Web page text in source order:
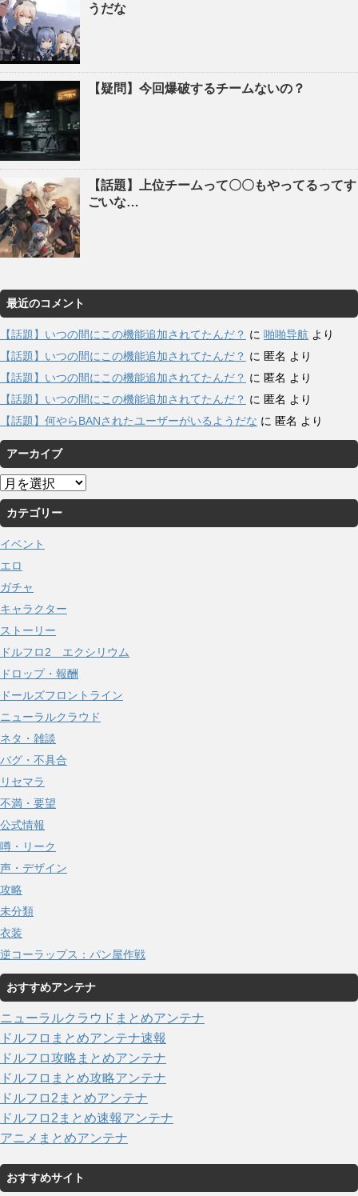
うだな
【疑問】今回爆破するチームないの？
【話題】上位チームって〇〇もやってるってす
ごいな…
最近のコメント
【話題】いつの間にこの機能追加されてたんだ？ に 啪啪导航 より
【話題】いつの間にこの機能追加されてたんだ？ に 匿名 より
【話題】いつの間にこの機能追加されてたんだ？ に 匿名 より
【話題】いつの間にこの機能追加されてたんだ？ に 匿名 より
【話題】何やらBANされたユーザーがいるようだな に 匿名 より
アーカイブ
ア
ー
カ
イ
ブ
カテゴリー
イベント
エロ
ガチャ
キャラクター
ストーリー
ドルフロ2 エクシリウム
ドロップ・報酬
ドールズフロントライン
ニューラルクラウド
ネタ・雑談
バグ・不具合
リセマラ
不満・要望
公式情報
噂・リーク
声・デザイン
攻略
未分類
衣装
逆コーラップス：パン屋作戦
おすすめアンテナ
ニューラルクラウドまとめアンテナ
ドルフロまとめアンテナ速報
ドルフロ攻略まとめアンテナ
ドルフロまとめ攻略アンテナ
ドルフロ2まとめアンテナ
ドルフロ2まとめ速報アンテナ
アニメまとめアンテナ
おすすめサイト